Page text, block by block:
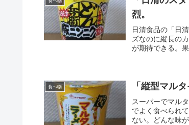
烈。
日清食品の「日
ズなのに縦長の
が期待できる。
食べ物 「縦型マル
スーパーでマル
でよく食べられ
ない。どんな味